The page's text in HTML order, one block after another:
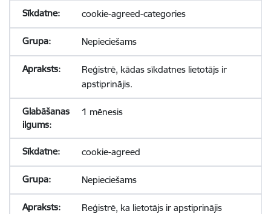
cookie-agreed-categories
Nepieciešams
Reģistrē, kādas sīkdatnes lietotājs ir
apstiprinājis.
1 mēnesis
cookie-agreed
Nepieciešams
Reģistrē, ka lietotājs ir apstiprinājis